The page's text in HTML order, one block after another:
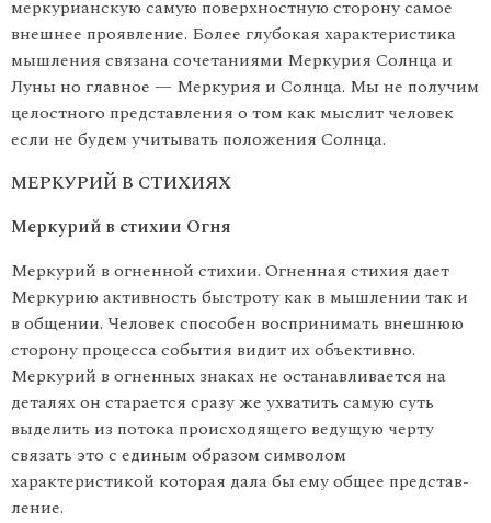
меркурианскую самую поверхно­стную сторону самое
внешнее проявление. Более глубокая характеристика
мышления связана сочетаниями Меркурия Солнца и
Луны но главное — Меркурия и Солнца. Мы не получим
целостно­го представления о том как мыслит человек
если не будем учиты­вать положения Солнца.
МЕРКУРИЙ В СТИХИЯХ
Меркурий в стихии Огня
Меркурий в огненной стихии. Огненная стихия дает
Меркурию активность быстроту как в мышлении так и
в общении. Человек способен воспринимать внешнюю
сторону процесса события видит их объективно.
Меркурий в огненных знаках не останавливается на
деталях он старается сразу же ухватить самую суть
выделить из потока происходящего ведущую черту
связать это с единым образом символом
характеристикой которая дала бы ему общее представ­
ление.